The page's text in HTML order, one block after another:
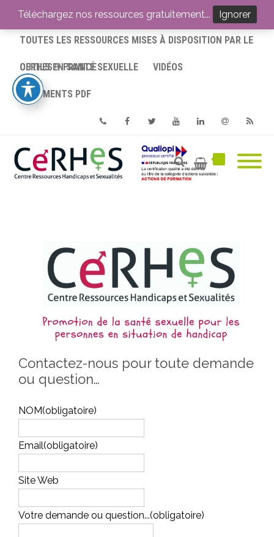
ACCUEIL
TOUTES LES RESSOURCES MISES À DISPOSITION PAR LE
CERHES® FRANCE
OUTILS EN SANTÉ SEXUELLE VIDÉOS
DOCUMENTS PDF
PhoneFacebookTwitterYoutube
Contactez-nous pour toute demande
ou question…
NOM(obligatoire)
Email(obligatoire)
Site Web
Votre demande ou question...(obligatoire)
Téléchargez nos ressources gratuitement... Ignorer